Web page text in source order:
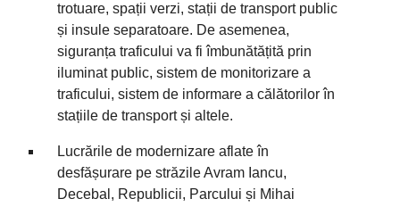
trotuare, spații verzi, stații de transport public
și insule separatoare. De asemenea,
siguranța traficului va fi îmbunătățită prin
iluminat public, sistem de monitorizare a
traficului, sistem de informare a călătorilor în
stațiile de transport și altele.
Lucrările de modernizare aflate în
desfășurare pe străzile Avram Iancu,
Decebal, Republicii, Parcului și Mihai